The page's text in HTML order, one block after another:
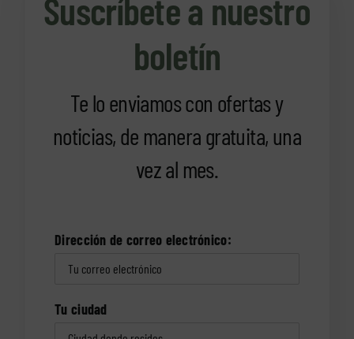
Suscríbete a nuestro
boletín
Te lo enviamos con ofertas y
noticias, de manera gratuita, una
vez al mes.
Dirección de correo electrónico:
Tu ciudad